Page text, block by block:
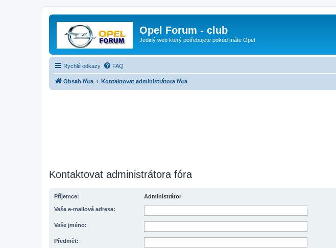
Opel Forum - club
Jediný web který potřebujete pokud máte Opel
Rychlé odkazy FAQ
Obsah fóra Kontaktovat administrátora fóra
Kontaktovat administrátora fóra
Příjemce: Administrátor
Vaše e-mailová adresa:
Vaše jméno:
Předmět: